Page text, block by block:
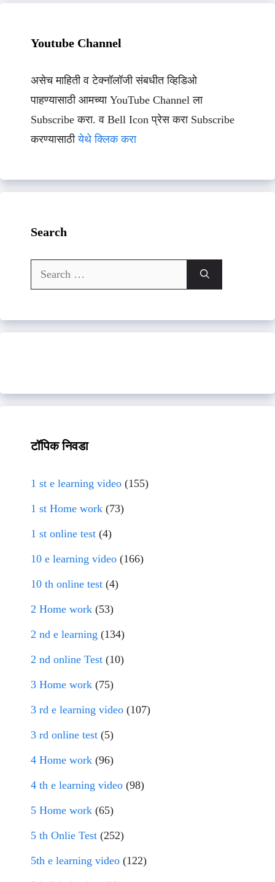
Youtube Channel
असेच माहिती व टेक्नॉलॉजी संबधीत व्हिडिओ
पाहण्यासाठी आमच्या YouTube Channel ला
Subscribe करा. व Bell Icon प्रेस करा Subscribe
करण्यासाठीयेथे क्लिक करा
Search
Search
for:
टॉपिक निवडा
1 st e learning video (155)
1 st Home work (73)
1 st online test (4)
10 e learning video (166)
10 th online test (4)
2 Home work (53)
2 nd e learning (134)
2 nd online Test (10)
3 Home work (75)
3 rd e learning video (107)
3 rd online test (5)
4 Home work (96)
4 th e learning video (98)
5 Home work (65)
5 th Onlie Test (252)
5th e learning video (122)